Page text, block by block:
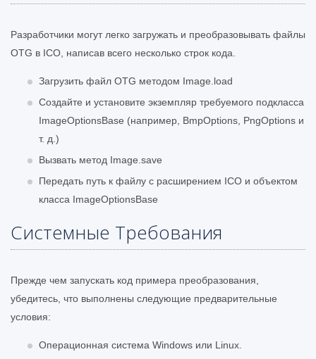
Разработчики могут легко загружать и преобразовывать файлы
OTG в ICO, написав всего несколько строк кода.
Загрузить файл OTG методом Image.load
Создайте и установите экземпляр требуемого подкласса
ImageOptionsBase (например, BmpOptions, PngOptions и
т. д.)
Вызвать метод Image.save
Передать путь к файлу с расширением ICO и объектом
класса ImageOptionsBase
Системные Требования
Прежде чем запускать код примера преобразования,
убедитесь, что выполнены следующие предварительные
условия:
Операционная система Windows или Linux.